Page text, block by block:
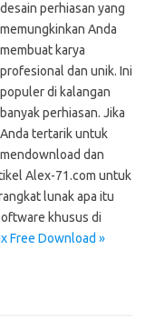
desain perhiasan yang
memungkinkan Anda
membuat karya
profesional dan unik. Ini
populer di kalangan
banyak perhiasan. Jika
Anda tertarik untuk
mendownload dan
Alex-71.com untuk
lunak apa itu
khusus di
Free Download »